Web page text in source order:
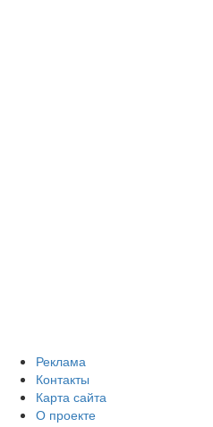
Реклама
Контакты
Карта сайта
О проекте